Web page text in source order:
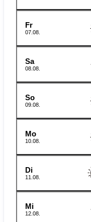
Fr
07.08.
Sa
08.08.
So
09.08.
Mo
10.08.
Di
11.08.
Mi
12.08.